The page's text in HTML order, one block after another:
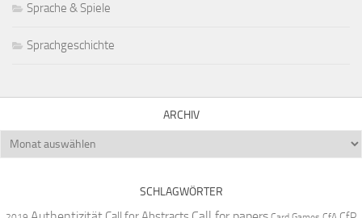
Sprache & Spiele
Sprachgeschichte
ARCHIV
Archiv
SCHLAGWÖRTER